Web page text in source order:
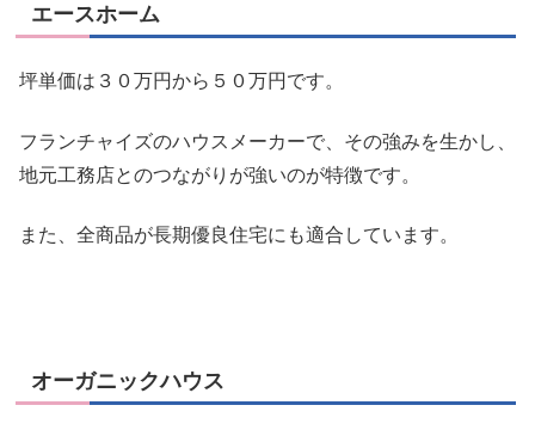
エースホーム
坪単価は３０万円から５０万円です。
フランチャイズのハウスメーカーで、その強みを生かし、
地元工務店とのつながりが強いのが特徴です。
また、全商品が長期優良住宅にも適合しています。
オーガニックハウス